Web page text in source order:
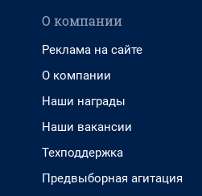
О компании
Реклама на сайте
О компании
Наши награды
Наши вакансии
Техподдержка
Предвыборная агитация